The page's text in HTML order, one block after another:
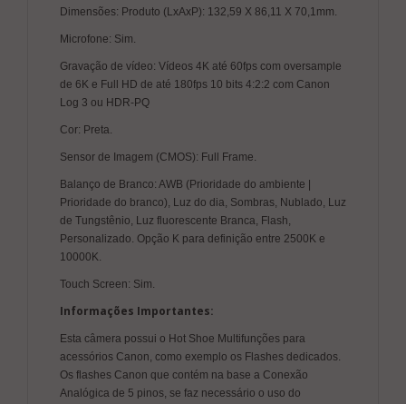
Dimensões: Produto (LxAxP): 132,59 X 86,11 X 70,1mm.
Microfone: Sim.
Gravação de vídeo: Vídeos 4K até 60fps com oversample
de 6K e Full HD de até 180fps 10 bits 4:2:2 com Canon
Log 3 ou HDR-PQ
Cor: Preta.
Sensor de Imagem (CMOS): Full Frame.
Balanço de Branco: AWB (Prioridade do ambiente |
Prioridade do branco), Luz do dia, Sombras, Nublado, Luz
de Tungstênio, Luz fluorescente Branca, Flash,
Personalizado. Opção K para definição entre 2500K e
10000K.
Touch Screen: Sim.
Informações Importantes:
Esta câmera possui o Hot Shoe Multifunções para
acessórios Canon, como exemplo os Flashes dedicados.
Os flashes Canon que contém na base a Conexão
Analógica de 5 pinos, se faz necessário o uso do